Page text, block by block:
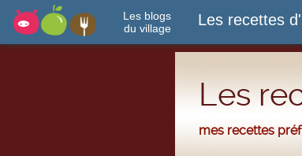
Les blogs
du village
Les recettes
Les
mes recettes